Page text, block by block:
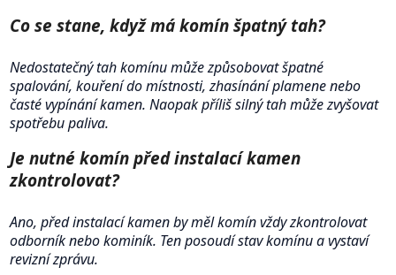
Co se stane, když má komín špatný tah?
Nedostatečný tah komínu může způsobovat špatné
spalování, kouření do místnosti, zhasínání plamene nebo
časté vypínání kamen. Naopak příliš silný tah může zvyšovat
spotřebu paliva.
Je nutné komín před instalací kamen
zkontrolovat?
Ano, před instalací kamen by měl komín vždy zkontrolovat
odborník nebo kominík. Ten posoudí stav komínu a vystaví
revizní zprávu.